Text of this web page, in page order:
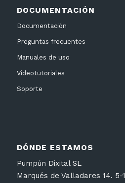
DOCUMENTACIÓN
Documentación
Preguntas frecuentes
Manuales de uso
Videotutoriales
Soporte
DÓNDE ESTAMOS
Pumpún Dixital SL
Marqués de Valladares 14. 5-